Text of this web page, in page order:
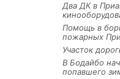
Два ДК в
Помощь в
пожарных
Участок
В Бодайбо
попавшего